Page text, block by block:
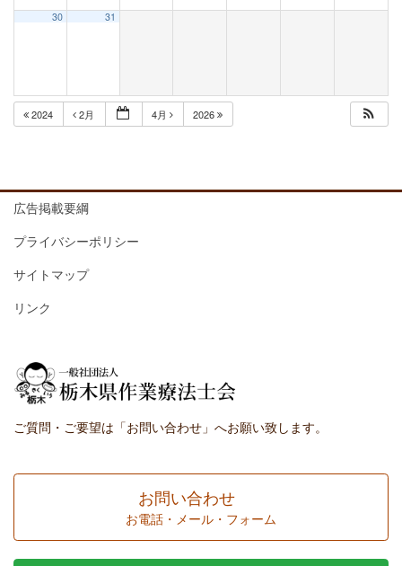
30 31
2024 2月 4月 2026
広告掲載要綱
プライバシーポリシー
サイトマップ
リンク
ご質問・ご要望は「お問い合わせ」へお願い致します。
お問い合わせ
お電話・メール・フォーム